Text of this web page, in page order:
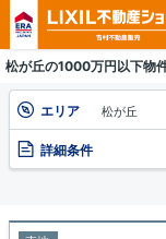
松が丘の1000万円以下物
エリア 松が丘
詳細条件